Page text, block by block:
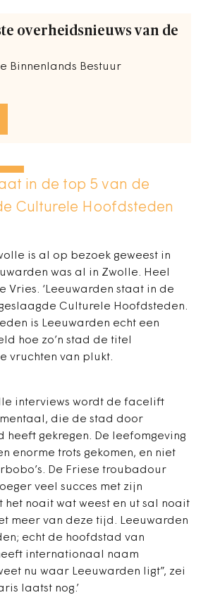
overheidsnieuws van de
Binnenlands Bestuur
in de top 5 van de
Culturele Hoofdsteden
is al op bezoek geweest in
was al in Zwolle. Heel
Vries. ‘Leeuwarden staat in de
Culturele Hoofdsteden.
is Leeuwarden echt een
hoe zo’n stad de titel
vruchten van plukt.
interviews wordt de facelift
die de stad door
gekregen. De leefomgeving
enorme trots gekomen, en niet
De Friese troubadour
veel succes met zijn
het noait wat weest en ut sal noait
meer van deze tijd. Leeuwarden
echt de hoofdstad van
internationaal naam
nu waar Leeuwarden ligt”, zei
laatst nog.’